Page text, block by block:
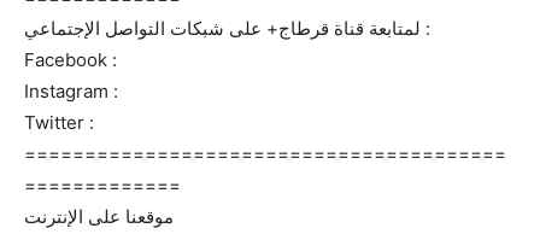
لمتابعة قناة قرطاج+ على شبكات التواصل الإجتماعي :
Facebook :
Instagram :
Twitter :
========================================
=============
موقعنا على الإنترنت